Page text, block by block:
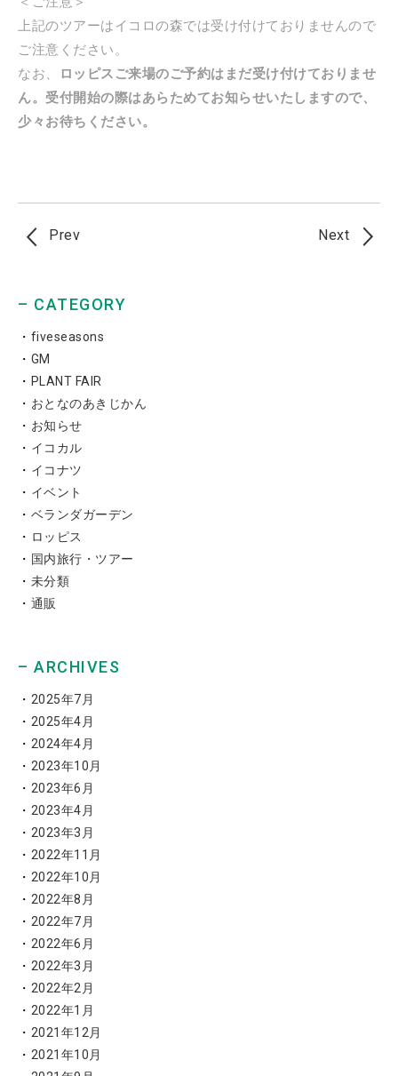
上記のツアーはイコロの森では受け付けておりませんので
ご注意ください。
なお、
ロッピスご来場のご予約はまだ受け付けておりませ
ん。受付開始の際はあらためてお知らせいたしますので、
少々お待ちください。
Prev Next
– CATEGORY
fiveseasons
GM
PLANT FAIR
おとなのあきじかん
お知らせ
イコカル
イコナツ
イベント
ベランダガーデン
ロッピス
国内旅行・ツアー
未分類
通販
– ARCHIVES
2025年7月
2025年4月
2024年4月
2023年10月
2023年6月
2023年4月
2023年3月
2022年11月
2022年10月
2022年8月
2022年7月
2022年6月
2022年3月
2022年2月
2022年1月
2021年12月
2021年10月